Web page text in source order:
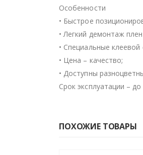
Особенности
• Быстрое
• Легкий демонтаж
• Специальные
• Цена – качество;
• Доступны
Срок эксплуатации – до
ПОХОЖИЕ ТОВАРЫ